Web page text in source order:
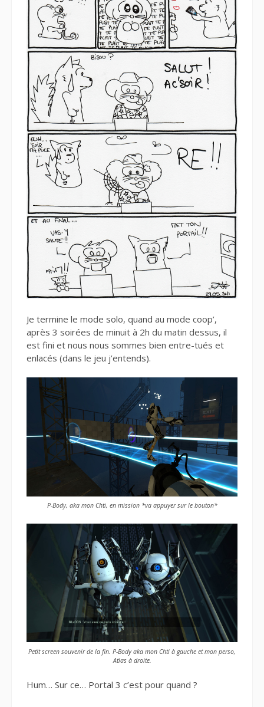
Je termine le mode solo, quand au mode coop’,
après 3 soirées de minuit à 2h du matin dessus, il
est fini et nous nous sommes bien entre-tués et
enlacés (dans le jeu j’entends).
P-Body, aka mon Chti, en mission *va appuyer sur le bouton*
Petit screen souvenir de la fin. P-Body aka mon Chti à gauche et mon perso,
Atlas à droite.
Hum… Sur ce… Portal 3 c’est pour quand ?